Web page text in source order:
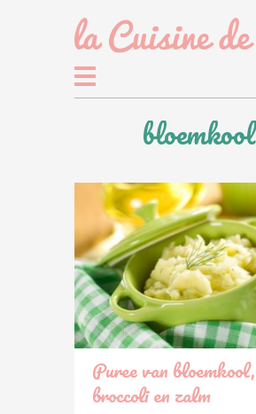
bloemkool
Puree van bloemkool,
broccoli en zalm